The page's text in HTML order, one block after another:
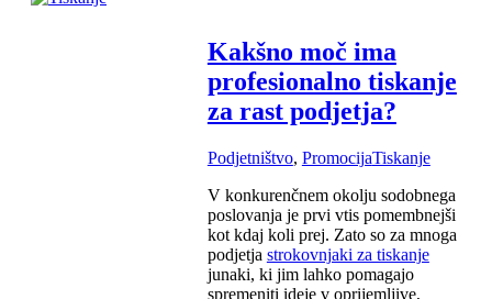
Kakšno moč ima
profesionalno tiskanje
za rast podjetja?
Podjetništvo, PromocijaTiskanje
V konkurenčnem okolju sodobnega
poslovanja je prvi vtis pomembnejši
kot kdaj koli prej. Zato so za mnoga
podjetja strokovnjaki za tiskanje
junaki, ki jim lahko pomagajo
spremeniti ideje v oprijemljive,